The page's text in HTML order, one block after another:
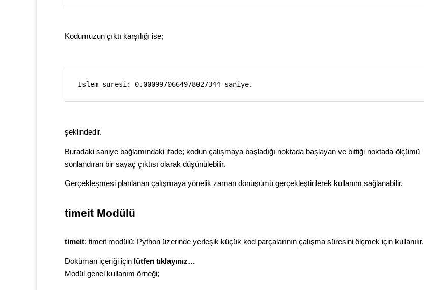
Kodumuzun çıktı karşılığı ise;
Islem suresi: 0.0009970664978027344 saniye.
şeklindedir.
Buradaki saniye bağlamındaki ifade; kodun çalışmaya başladığı noktada başlayan ve bittiği noktada ölçümü
sonlandıran bir sayaç çıktısı olarak düşünülebilir.
Gerçekleşmesi planlanan çalışmaya yönelik zaman dönüşümü gerçekleştirilerek kullanım sağlanabilir.
timeit Modülü
timeit: timeit modülü; Python üzerinde yerleşik küçük kod parçalarının çalışma süresini ölçmek için kullanılır.
Doküman içeriği için lütfen tıklayınız…
Modül genel kullanım örneği;